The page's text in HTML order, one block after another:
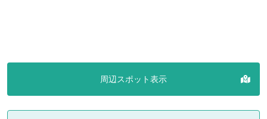
周辺スポット表示